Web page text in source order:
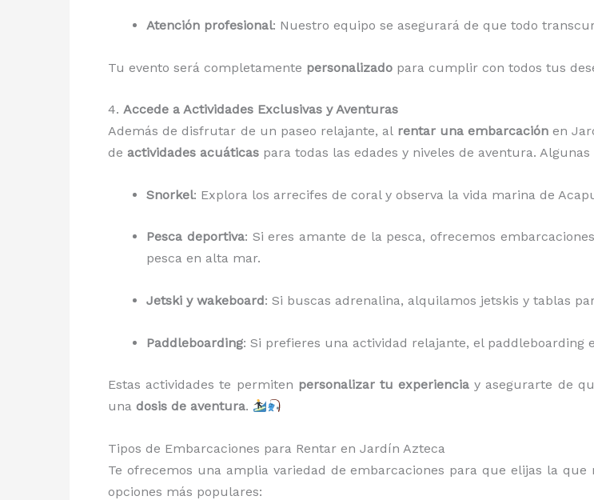
Atención profesional: Nuestro equipo se asegurará de que todo
Tu evento será completamente personalizado para cumplir con todos tus
4. Accede a Actividades Exclusivas y Aventuras
Además de disfrutar de un paseo relajante, al rentar una embarcaciónen
de actividades acuáticas para todas las edades y niveles de aventura.
Snorkel: Explora los arrecifes de coral y observa la vida marina de
Pesca deportiva: Si eres amante de la pesca, ofrecemos
pesca en alta mar.
Jetski y wakeboard: Si buscas adrenalina, alquilamos jetskis y tablas
Paddleboarding: Si prefieres una actividad relajante, el
Estas actividades te permiten personalizar tu experiencia y asegurarte de
una dosis de aventura.
Tipos de Embarcaciones para Rentar en Jardín Azteca
Te ofrecemos una amplia variedad de embarcaciones para que elijas la
opciones más populares: